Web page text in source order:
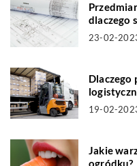
dlaczego
23-02-
Dlaczego
19-02-
Jakie
ogródku?